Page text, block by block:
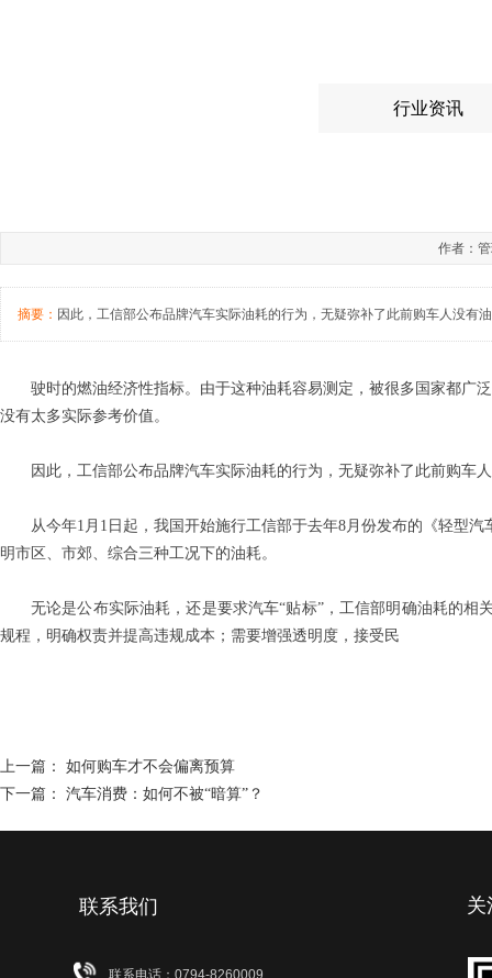
上一篇： 如何购车才不会偏离预算
下一篇： 汽车消费：如何不被“暗算”？
作者：
摘要： 因此，工信部公布品牌汽车实际油耗的行为，无疑弥补了此前购车人没有
驶时的燃油经济性指标。由于这种油耗容易测定，被很多国家都广
没有太多实际参考价值。
因此，工信部公布品牌汽车实际油耗的行为，无疑弥补了此前购车
从今年1月1日起，我国开始施行工信部于去年8月份发布的《轻型
明市区、市郊、综合三种工况下的油耗。
无论是公布实际油耗，还是要求汽车“贴标”，工信部明确油耗的
规程，明确权责并提高违规成本；需要增强透明度，接受民
行业资讯
关
联系我们
联系电话：0794-8260009